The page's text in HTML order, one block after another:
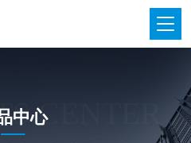
CENTER
中心